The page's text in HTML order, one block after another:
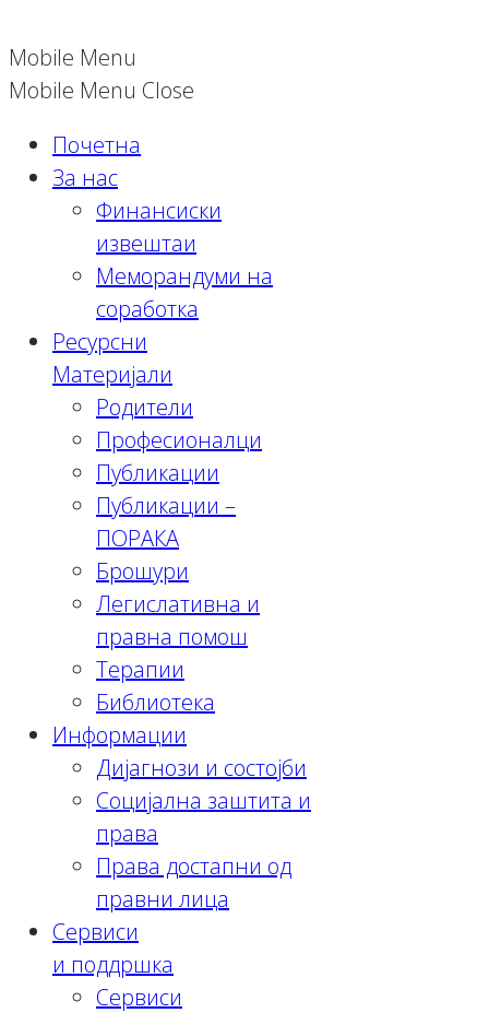
Mobile Menu
Mobile Menu Close
Почетна
За нас
Финансиски
извештаи
Меморандуми на
соработка
Ресурсни
Материјали
Родители
Професионалци
Публикации
Публикации –
ПОРАКА
Брошури
Легислативна и
правна помош
Терапии
Библиотека
Информации
Дијагнози и состојби
Социјална заштита и
права
Права достапни од
правни лица
Сервиси
и поддршка
Сервиси